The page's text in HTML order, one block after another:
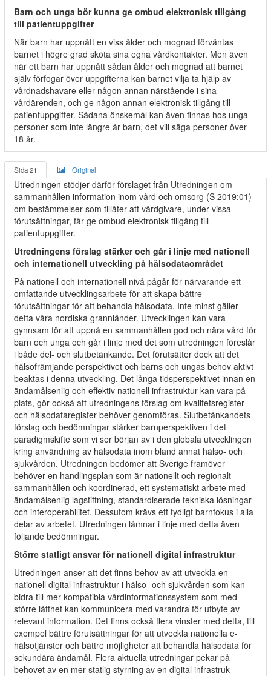
Barn och unga bör kunna ge ombud elektronisk tillgång
till patientuppgifter
När barn har uppnått en viss ålder och mognad förväntas
barnet i högre grad sköta sina egna vårdkontakter. Men även
när ett barn har uppnått sådan ålder och mognad att barnet
själv förfogar över uppgifterna kan barnet vilja ta hjälp av
vårdnadshavare eller någon annan närstående i sina
vårdärenden, och ge någon annan elektronisk tillgång till
patientuppgifter. Sådana önskemål kan även finnas hos unga
personer som inte längre är barn, det vill säga personer över
18 år.
Sida 21 Original
Utredningen stödjer därför förslaget från Utredningen om
sammanhållen information inom vård och omsorg (S 2019:01)
om bestämmelser som tillåter att vårdgivare, under vissa
förutsättningar, får ge ombud elektronisk tillgång till
patientuppgifter.
Utredningens förslag stärker och går i linje med nationell
och internationell utveckling på hälsodataområdet
På nationell och internationell nivå pågår för närvarande ett
omfattande utvecklingsarbete för att skapa bättre
förutsättningar för att behandla hälsodata. Inte minst gäller
detta våra nordiska grannländer. Utvecklingen kan vara
gynnsam för att uppnå en sammanhållen god och nära vård för
barn och unga och går i linje med det som utredningen föreslår
i både del- och slutbetänkande. Det förutsätter dock att det
hälsofrämjande perspektivet och barns och ungas behov aktivt
beaktas i denna utveckling. Det långa tidsperspektivet innan en
ändamålsenlig och effektiv nationell infrastruktur kan vara på
plats, gör också att utredningens förslag om kvalitetsregister
och hälsodataregister behöver genomföras. Slutbetänkandets
förslag och bedömningar stärker barnperspektiven i det
paradigmskifte som vi ser början av i den globala utvecklingen
kring användning av hälsodata inom bland annat hälso- och
sjukvården. Utredningen bedömer att Sverige framöver
behöver en handlingsplan som är nationellt och regionalt
sammanhållen och koordinerad, ett systematiskt arbete med
ändamålsenlig lagstiftning, standardiserade tekniska lösningar
och interoperabilitet. Dessutom krävs ett tydligt barnfokus i alla
delar av arbetet. Utredningen lämnar i linje med detta även
följande bedömningar.
Större statligt ansvar för nationell digital infrastruktur
Utredningen anser att det finns behov av att utveckla en
nationell digital infrastruktur i hälso- och sjukvården som kan
bidra till mer kompatibla vårdinformationssystem som med
större lätthet kan kommunicera med varandra för utbyte av
relevant information. Det finns också flera vinster med detta, till
exempel bättre förutsättningar för att utveckla nationella e-
hälsotjänster och bättre möjligheter att behandla hälsodata för
sekundära ändamål. Flera aktuella utredningar pekar på
behovet av en mer statlig styrning av en digital infrastruk-